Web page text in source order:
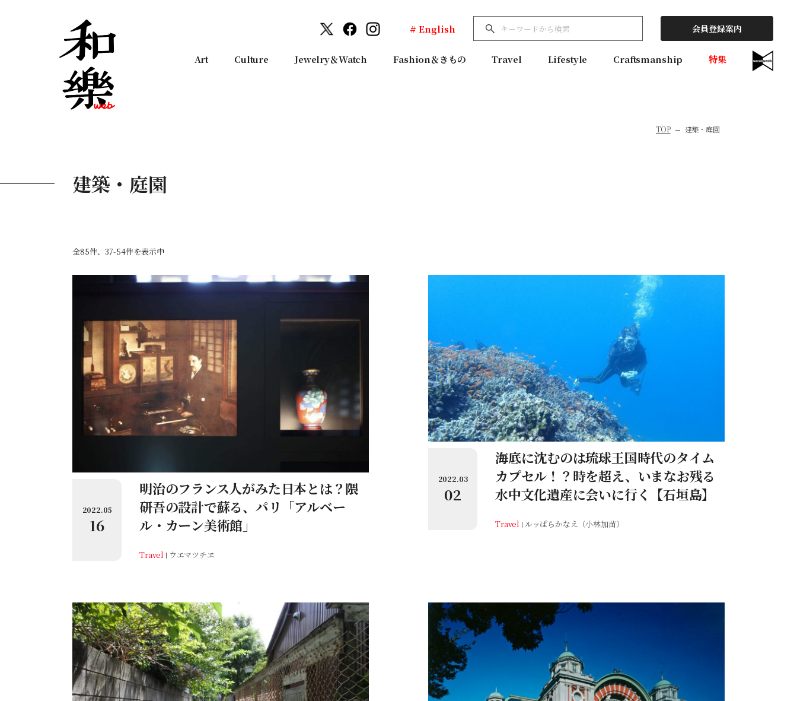
# English 会員登録案内
Art Culture Jewelry＆Watch Fashion＆きもの Travel Lifestyle Craftsmanship 特集
TOP 建築・庭園
建築・庭園
全85件、37-54件を表示中
2022.05
16
明治のフランス人がみた日本とは？隈
研吾の設計で蘇る、パリ「アルベー
ル・カーン美術館」
Travel ウエマツチヱ
2022.03
02
海底に沈むのは琉球王国時代のタイム
カプセル！？時を超え、いまなお残る
水中文化遺産に会いに行く【石垣島】
Travel ルッぱらかなえ（小林加苗）